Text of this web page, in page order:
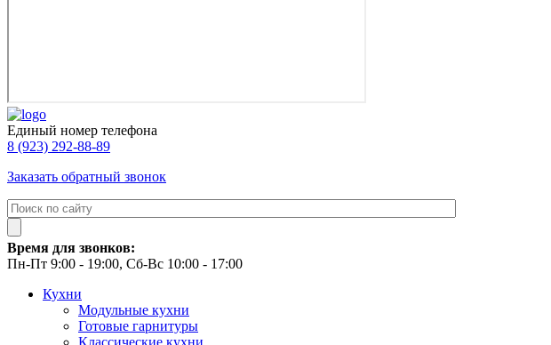
Единый номер телефона
8 (923) 292-88-89
Заказать обратный звонок
Время для звонков:
Пн-Пт 9:00 - 19:00, Сб-Вс 10:00 - 17:00
Кухни
Модульные кухни
Готовые гарнитуры
Классические кухни